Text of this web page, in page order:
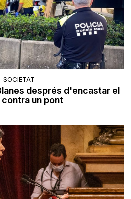
SOCIETAT
després d'encastar el
un pont